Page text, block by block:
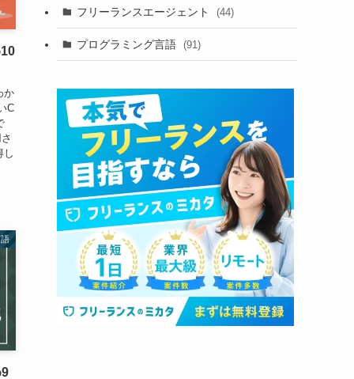
か
C
し
フリーランスエージェント (44)
プログラミング言語 (91)